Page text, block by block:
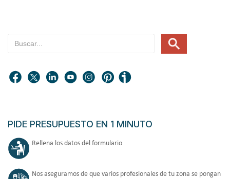
PIDE PRESUPUESTO EN 1 MINUTO
Rellena los datos del formulario
Nos aseguramos de que varios profesionales de tu zona se pongan